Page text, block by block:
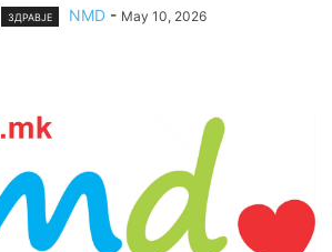
ЗДРАВЈЕ NMD - May 10, 2026